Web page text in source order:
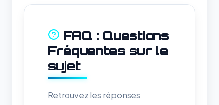
FAQ : Questions
Fréquentes sur le
sujet
Retrouvez les réponses